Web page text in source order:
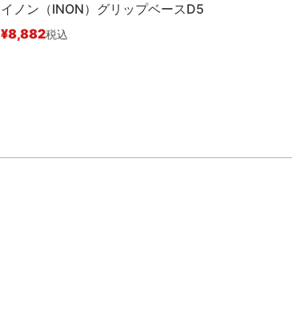
イノン（INON）グリップベースD5
¥8,882税込